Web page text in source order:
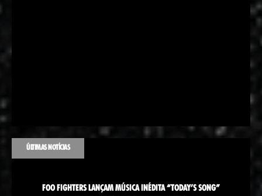
ÚLTIMAS NOTÍCIAS
FOO FIGHTERS LANÇAM MÚSICA INÉDITA “TODAY’S SONG”